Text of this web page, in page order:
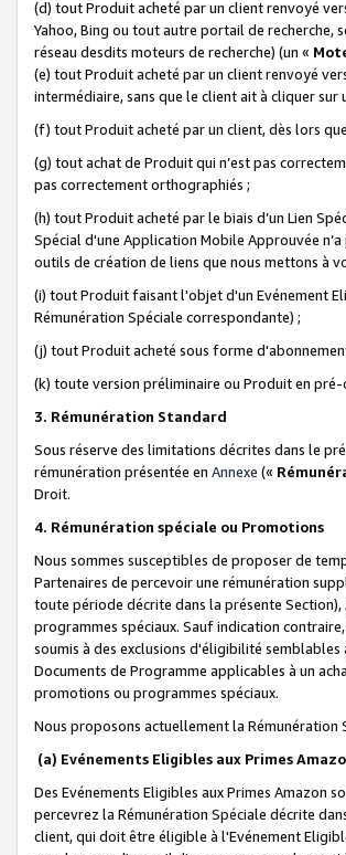
(d) tout Produit acheté par un client renvoyé
Yahoo, Bing ou tout autre portail de recherche,
réseau desdits moteurs de recherche) (un «
(e) tout Produit acheté par un client renvoyé
intermédiaire, sans que le client ait à cliquer
(f) tout Produit acheté par un client, dès lors
(g) tout achat de Produit qui n’est pas
pas correctement orthographiés ;
(h) tout Produit acheté par le biais d’un Lien
Spécial d'une Application Mobile Approuvée n’a
outils de création de liens que nous mettons à
(i) tout Produit faisant l'objet d'un Evénement
Rémunération Spéciale correspondante) ;
(j) tout Produit acheté sous forme
(k) toute version préliminaire ou Produit en
3. Rémunération Standard
Sous réserve des limitations décrites dans le
rémunération présentée en Annexe («
Droit.
4. Rémunération spéciale ou Promotions
Nous sommes susceptibles de proposer de
Partenaires de percevoir une rémunération
toute période décrite dans la présente
programmes spéciaux. Sauf indication
soumis à des exclusions d'éligibilité
Documents de Programme applicables à un
promotions ou programmes spéciaux.
Nous proposons actuellement la Rémunération
(a) Evénements Eligibles aux Primes
Des Evénements Eligibles aux Primes Amazon
percevrez la Rémunération Spéciale décrite
client, qui doit être éligible à l'Evénement